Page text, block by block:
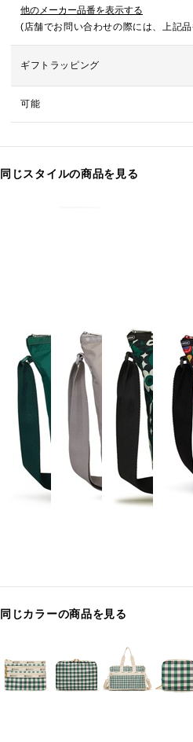
他のメーカー品番を表示する
(店舗でお問い合わせの際には、上記
ギフトラッピング
可能
同じスタイルの商品を見る
同じカラーの商品を見る